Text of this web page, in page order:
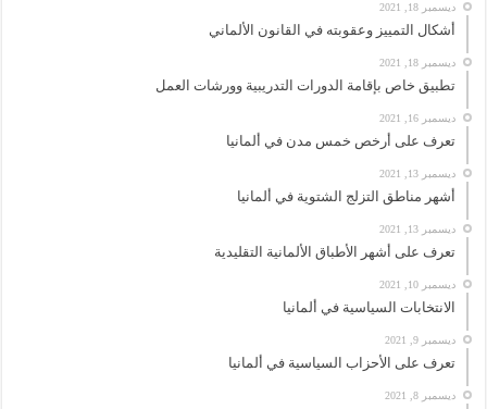
ديسمبر 18, 2021
أشكال التمييز وعقوبته في القانون الألماني
ديسمبر 18, 2021
تطبيق خاص بإقامة الدورات التدريبية وورشات العمل
ديسمبر 16, 2021
تعرف على أرخص خمس مدن في ألمانيا
ديسمبر 13, 2021
أشهر مناطق التزلج الشتوية في ألمانيا
ديسمبر 13, 2021
تعرف على أشهر الأطباق الألمانية التقليدية
ديسمبر 10, 2021
الانتخابات السياسية في ألمانيا
ديسمبر 9, 2021
تعرف على الأحزاب السياسية في ألمانيا
ديسمبر 8, 2021